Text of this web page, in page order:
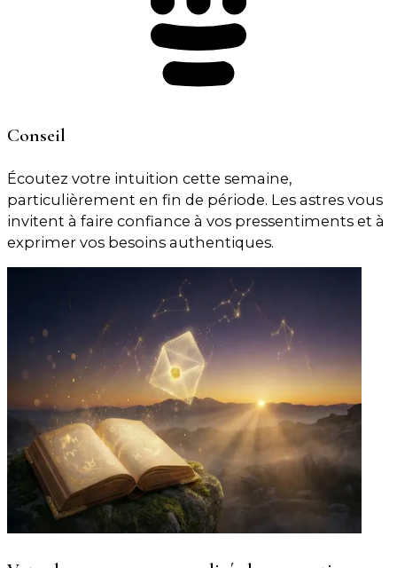
Conseil
Écoutez votre intuition cette semaine,
particulièrement en fin de période. Les astres vous
invitent à faire confiance à vos pressentiments et à
exprimer vos besoins authentiques.